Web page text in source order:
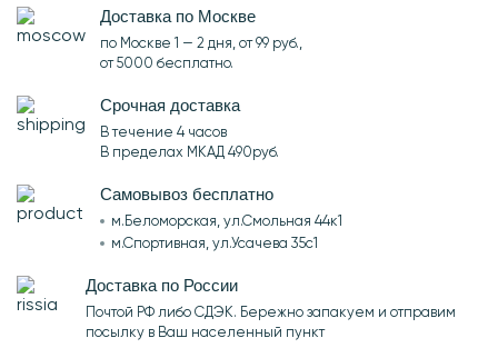
Доставка по Москве
по Москве 1 — 2 дня, от 99 руб.,
от 5000 бесплатно.
Срочная доставка
В течение 4 часов
В пределах МКАД 490руб.
Самовывоз бесплатно
м.Беломорская, ул.Смольная 44к1
м.Спортивная, ул.Усачева 35с1
Доставка по России
Почтой РФ либо СДЭК. Бережно запакуем и отправим
посылку в Ваш населенный пункт